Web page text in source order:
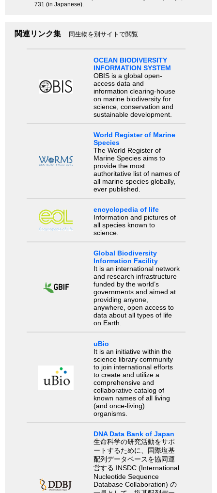
731 (in Japanese).
関連リンク集 同生物を別サイトで閲覧
OCEAN BIODIVERSITY
INFORMATION SYSTEM
OBIS is a global open-
access data and
information clearing-house
on marine biodiversity for
science, conservation and
sustainable development.
World Register of Marine
Species
The World Register of
Marine Species aims to
provide the most
authoritative list of names of
all marine species globally,
ever published.
encyclopedia of life
Information and pictures of
all species known to
science.
Global Biodiversity
Information Facility
It is an international network
and research infrastructure
funded by the world’s
governments and aimed at
providing anyone,
anywhere, open access to
data about all types of life
on Earth.
uBio
It is an initiative within the
science library community
to join international efforts
to create and utilize a
comprehensive and
collaborative catalog of
known names of all living
(and once-living)
organisms.
DNA Data Bank of Japan
生命科学の研究活動をサポ
ートするために、国際塩基
配列データベースを協同運
営する INSDC (International
Nucleotide Sequence
Database Collaboration) の